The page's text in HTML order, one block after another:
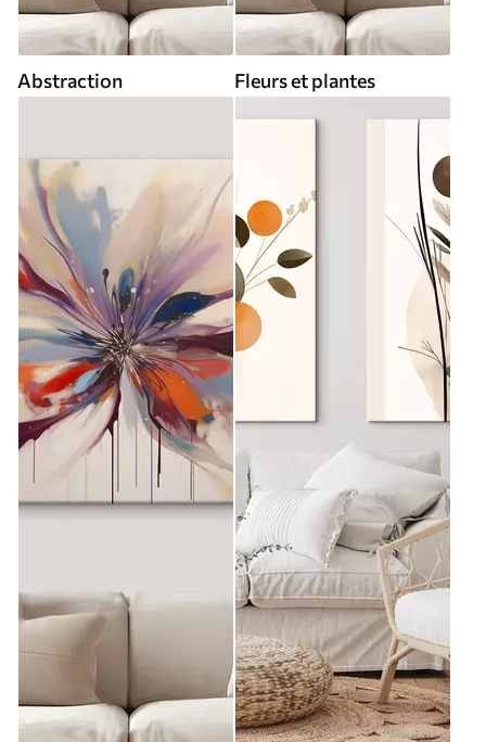
Abstraction Fleurs et plantes